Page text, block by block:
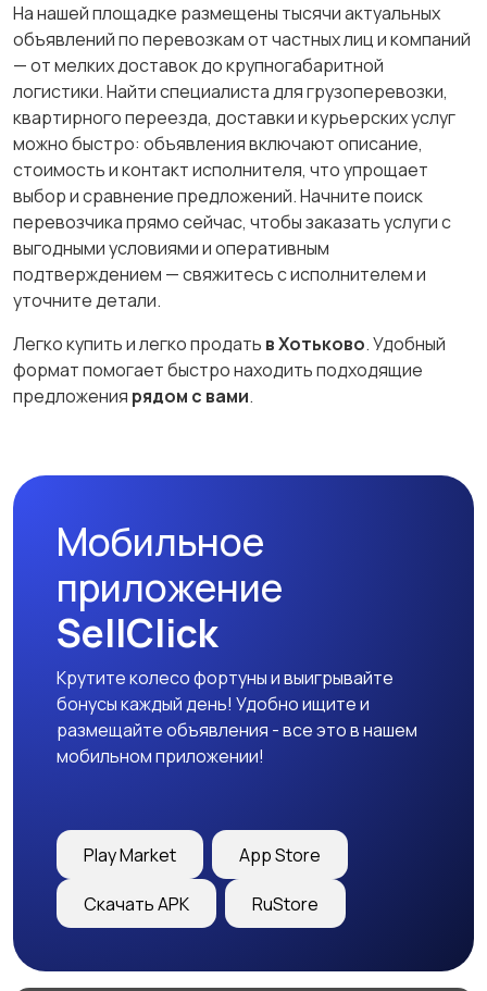
На нашей площадке размещены тысячи актуальных
объявлений по перевозкам от частных лиц и компаний
— от мелких доставок до крупногабаритной
логистики. Найти специалиста для грузоперевозки,
квартирного переезда, доставки и курьерских услуг
можно быстро: объявления включают описание,
стоимость и контакт исполнителя, что упрощает
выбор и сравнение предложений. Начните поиск
перевозчика прямо сейчас, чтобы заказать услуги с
выгодными условиями и оперативным
подтверждением — свяжитесь с исполнителем и
уточните детали.
Легко купить и легко продать в Хотьково. Удобный
формат помогает быстро находить подходящие
предложения рядом с вами.
Мобильное
приложение
SellClick
Крутите колесо фортуны и выигрывайте
бонусы каждый день! Удобно ищите и
размещайте объявления - все это в нашем
мобильном приложении!
Play Market App Store
Скачать APK RuStore